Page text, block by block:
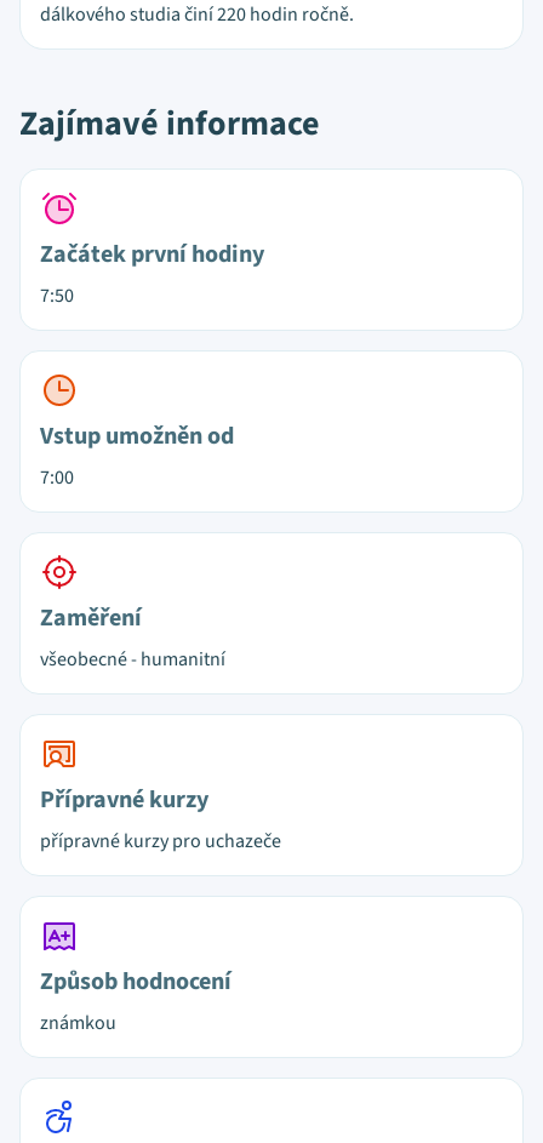
dálkového studia činí 220 hodin ročně.
Zajímavé informace
Začátek první hodiny
7:50
Vstup umožněn od
7:00
Zaměření
všeobecné - humanitní
Přípravné kurzy
přípravné kurzy pro uchazeče
Způsob hodnocení
známkou